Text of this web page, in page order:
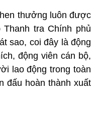
thưởng luôn được
tra Chính phủ
sao, coi đây là động
động viên cán bộ,
lao động trong toàn
đấu hoàn thành xuất